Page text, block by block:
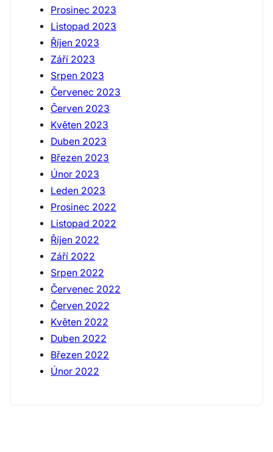
Prosinec 2023
Listopad 2023
Říjen 2023
Září 2023
Srpen 2023
Červenec 2023
Červen 2023
Květen 2023
Duben 2023
Březen 2023
Únor 2023
Leden 2023
Prosinec 2022
Listopad 2022
Říjen 2022
Září 2022
Srpen 2022
Červenec 2022
Červen 2022
Květen 2022
Duben 2022
Březen 2022
Únor 2022